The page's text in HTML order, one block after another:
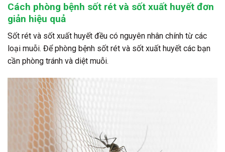
Cách phòng bệnh sốt rét và sốt xuất huyết đơn
giản hiệu quả
Sốt rét và sốt xuất huyết đều có nguyên nhân chính từ các
loại muỗi. Để phòng bệnh sốt rét và sốt xuất huyết các bạn
cần phòng tránh và diệt muỗi.